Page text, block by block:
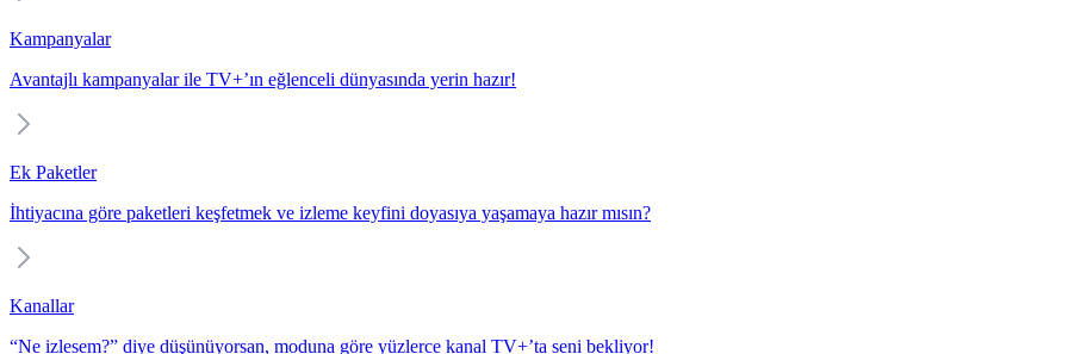
Kampanyalar
Avantajlı kampanyalar ile TV+’ın eğlenceli dünyasında yerin hazır!
Ek Paketler
İhtiyacına göre paketleri keşfetmek ve izleme keyfini doyasıya yaşamaya hazır mısın?
Kanallar
“Ne izlesem?” diye düşünüyorsan, moduna göre yüzlerce kanal TV+’ta seni bekliyor!